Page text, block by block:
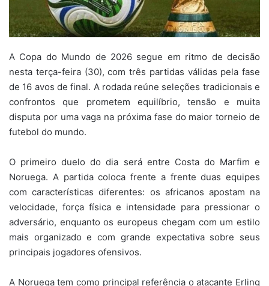
A Copa do Mundo de 2026 segue em ritmo de decisão
nesta terça-feira (30), com três partidas válidas pela fase
de 16 avos de final. A rodada reúne seleções tradicionais e
confrontos que prometem equilíbrio, tensão e muita
disputa por uma vaga na próxima fase do maior torneio de
futebol do mundo.
O primeiro duelo do dia será entre Costa do Marfim e
Noruega. A partida coloca frente a frente duas equipes
com características diferentes: os africanos apostam na
velocidade, força física e intensidade para pressionar o
adversário, enquanto os europeus chegam com um estilo
mais organizado e com grande expectativa sobre seus
principais jogadores ofensivos.
A Noruega tem como principal referência o atacante Erling